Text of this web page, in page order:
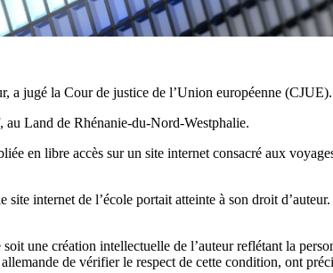
a jugé la Cour de justice de l’Union européenne (CJUE).
Land de Rhénanie-du-Nord-Westphalie.
en libre accès sur un site internet consacré aux
internet de l’école portait atteinte à son droit
une création intellectuelle de l’auteur reflétant la
de vérifier le respect de cette condition, ont